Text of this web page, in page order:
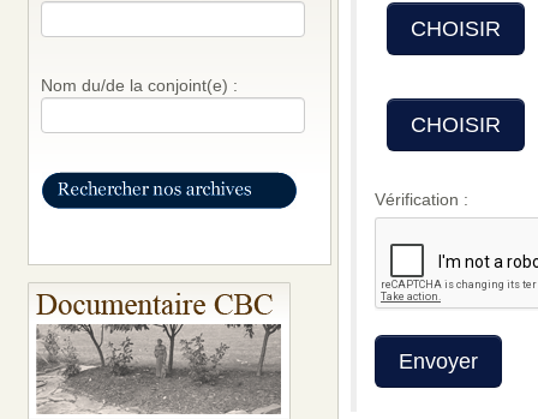
Nom du/de la conjoint(e) :
CHOISIR
CHOISIR
Vérification :